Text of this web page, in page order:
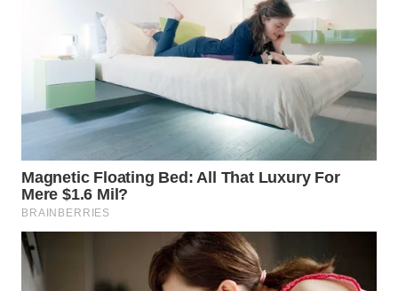
WAHANA
ADVOKAT
INFRASTRUKTUR
WAHANA
KONSUMEN